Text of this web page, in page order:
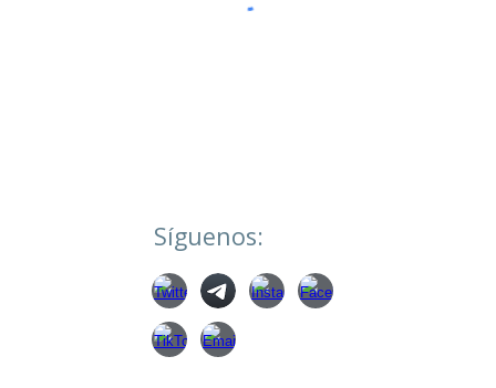
Síguenos: